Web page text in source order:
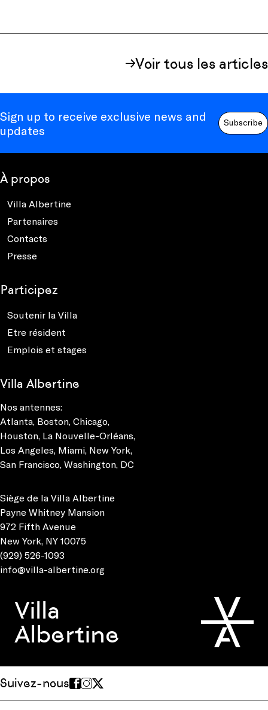
Voir tous les articles
Sign up to receive exclusive news and
updates
Subscribe
À propos
Villa Albertine
Partenaires
Contacts
Presse
Participez
Soutenir la Villa
Etre résident
Emplois et stages
Villa Albertine
Nos antennes:
Atlanta Boston Chicago
Houston La Nouvelle-Orléans
Los Angeles Miami New York
San Francisco Washington, DC
Siège de la Villa Albertine
Payne Whitney Mansion
972 Fifth Avenue
New York, NY 10075
(929) 526-1093
info@villa-albertine.org
Villa
Albertine
Suivez-nous